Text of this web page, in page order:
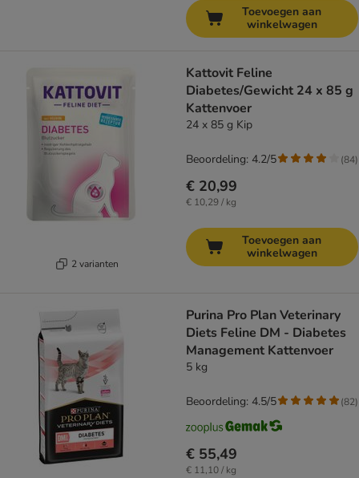
Toevoegen aan
winkelwagen
2 varianten
Kattovit Feline
Diabetes/Gewicht 24 x 85 g
Kattenvoer
24 x 85 g Kip
€ 20,99
€ 10,29 / kg
Beoordeling: 4.2/5 (84)
Toevoegen aan
winkelwagen
Purina Pro Plan Veterinary
Diets Feline DM - Diabetes
Management Kattenvoer
5 kg
€ 55,49
€ 11,10 / kg
Beoordeling: 4.5/5 (82)